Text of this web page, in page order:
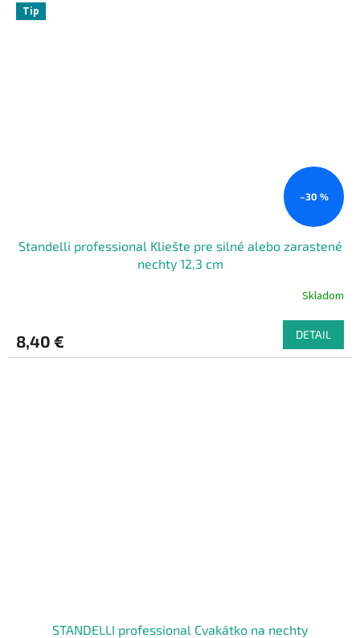
Tip
–30 %
Standelli professional Kliešte pre silné alebo zarastené
nechty 12,3 cm
Skladom
8,40 € DETAIL
STANDELLI professional Cvakátko na nechty